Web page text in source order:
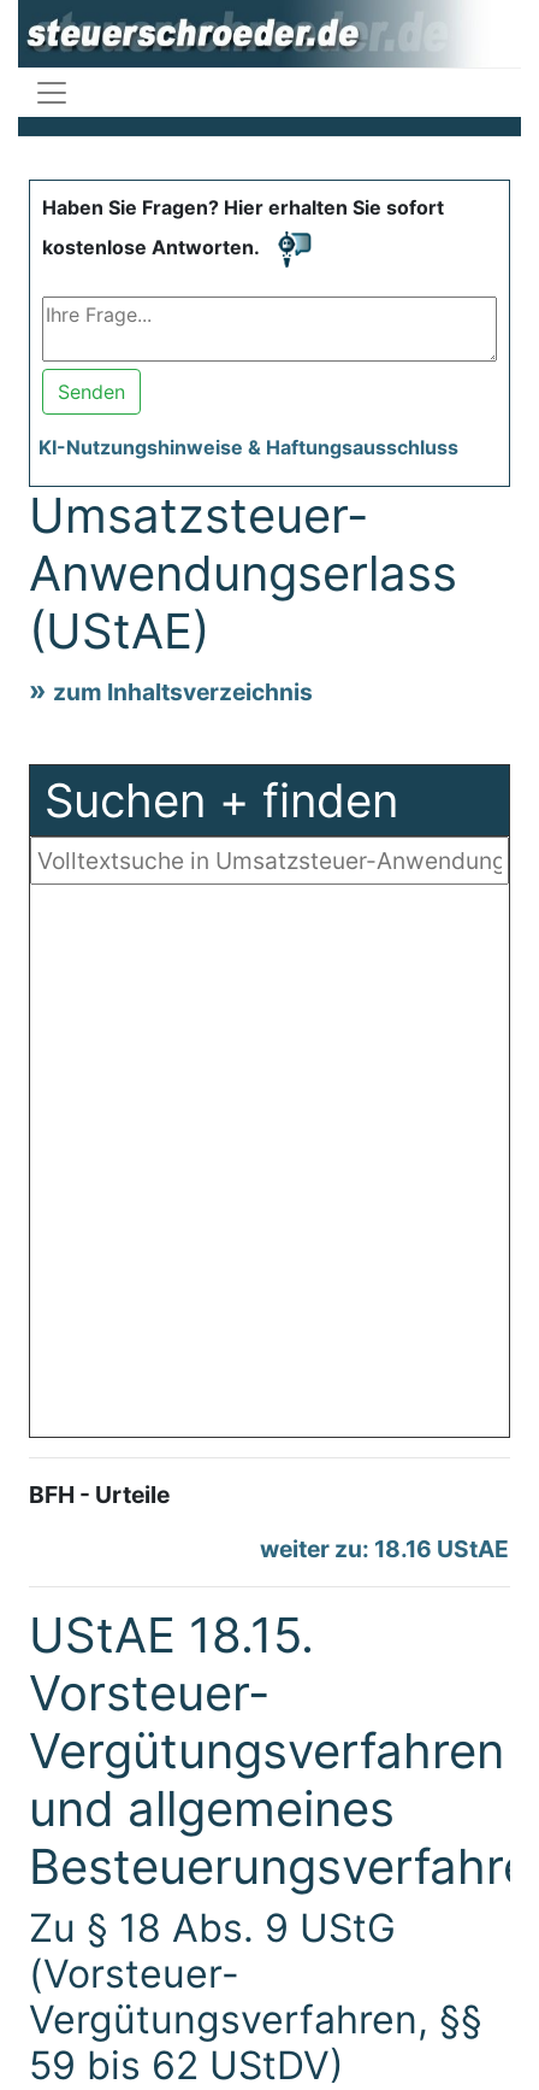
Haben Sie Fragen? Hier erhalten Sie sofort
kostenlose Antworten.
Senden
KI-Nutzungshinweise & Haftungsausschluss
Umsatzsteuer-
Anwendungserlass
(UStAE)
zum Inhaltsverzeichnis
Suchen + finden
BFH - Urteile
weiter zu: 18.16 UStAE
UStAE 18.15.
Vorsteuer-
Vergütungsverfahren
und allgemeines
Zu § 18 Abs. 9 UStG
(Vorsteuer-
Vergütungsverfahren, §§
59 bis 62 UStDV)